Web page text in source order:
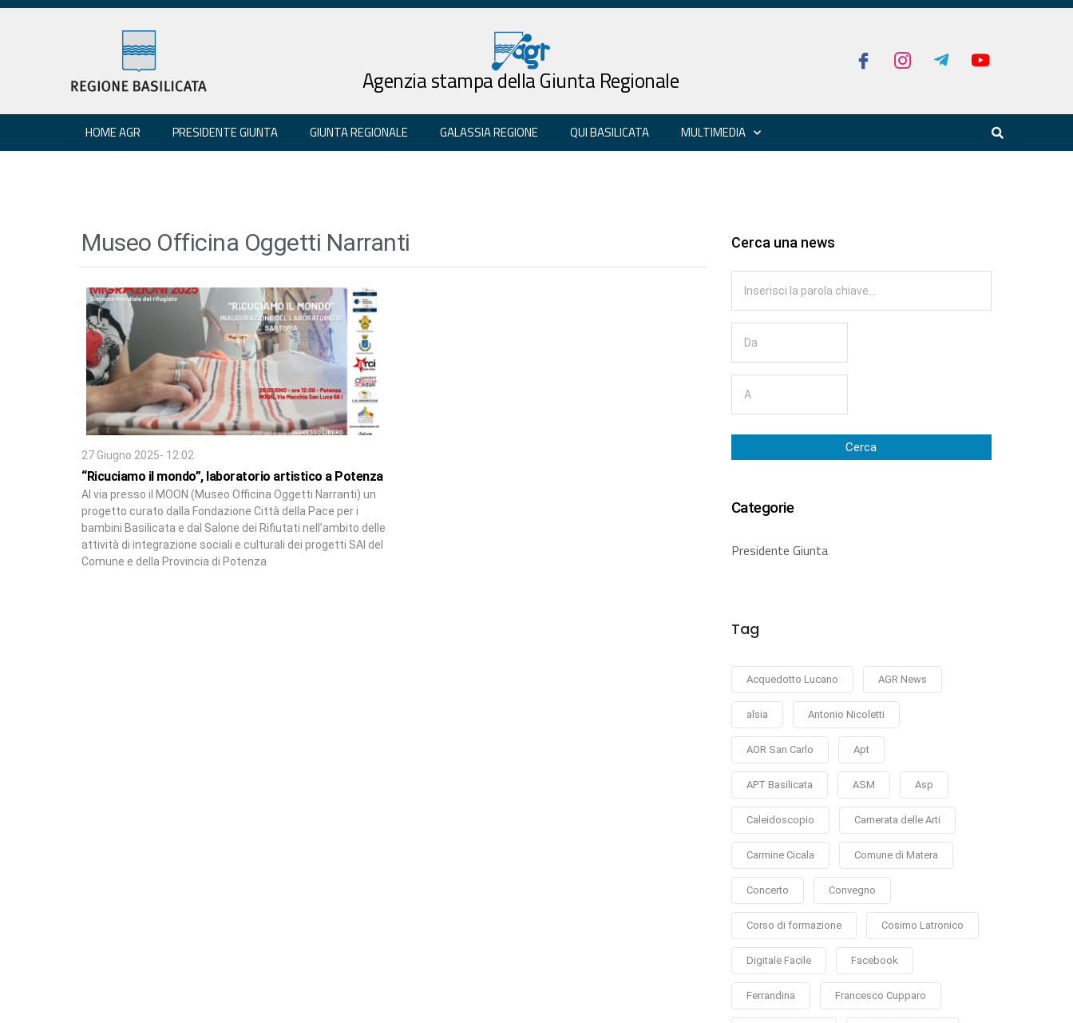
Agenzia stampa della Giunta Regionale
HOME AGR PRESIDENTE GIUNTA GIUNTA REGIONALE GALASSIA REGIONE QUI BASILICATA MULTIMEDIA
Museo Officina Oggetti Narranti
27 Giugno 2025- 12:02
“Ricuciamo il mondo”, laboratorio artistico a Potenza
Al via presso il MOON (Museo Officina Oggetti Narranti) un
progetto curato dalla Fondazione Città della Pace per i
bambini Basilicata e dal Salone dei Rifiutati nell’ambito delle
attività di integrazione sociali e culturali dei progetti SAI del
Comune e della Provincia di Potenza
Cerca una news
Cerca
Categorie
Presidente Giunta
Tag
Acquedotto Lucano AGR News
alsia Antonio Nicoletti
AOR San Carlo Apt
APT Basilicata ASM Asp
Caleidoscopio Camerata delle Arti
Carmine Cicala Comune di Matera
Concerto Convegno
Corso di formazione Cosimo Latronico
Digitale Facile Facebook
Ferrandina Francesco Cupparo